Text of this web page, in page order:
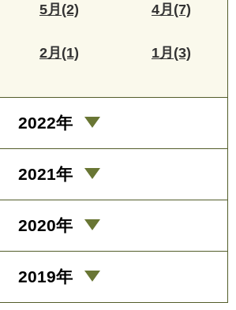
5月(2) 4月(7)
2月(1) 1月(3)
2022年
2021年
2020年
2019年